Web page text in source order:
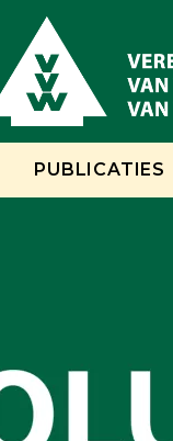
PUBLICATIES